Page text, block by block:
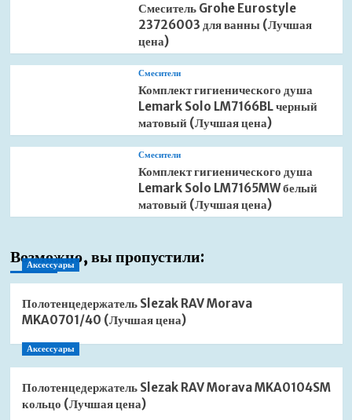
Смеситель Grohe Eurostyle
23726003 для ванны (Лучшая
цена)
Смесители
Комплект гигиенического душа
Lemark Solo LM7166BL черный
матовый (Лучшая цена)
Смесители
Комплект гигиенического душа
Lemark Solo LM7165MW белый
матовый (Лучшая цена)
Возможно, вы пропустили:
Аксессуары
Полотенцедержатель Slezak RAV Morava
MKA0701/40 (Лучшая цена)
Аксессуары
Полотенцедержатель Slezak RAV Morava MKA0104SM
кольцо (Лучшая цена)